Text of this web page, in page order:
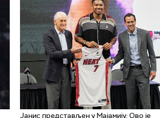
Јанис представљен у Мајамију: Ово је